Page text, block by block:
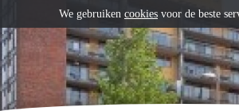
We gebruiken cookies voor de beste